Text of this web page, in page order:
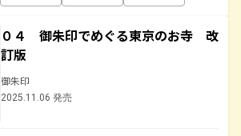
０４ 御朱印でめぐる東京のお寺 改
訂版
御朱印
2025.11.06 発売